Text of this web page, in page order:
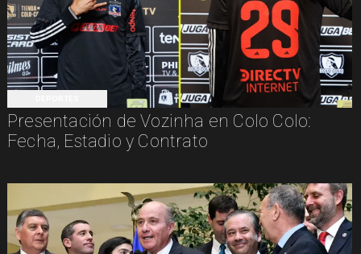
Presentación de Vozinha en Colo Colo:
Fecha, Estadio y Contrato